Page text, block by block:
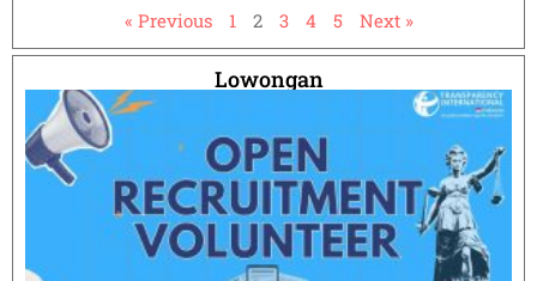
« Previous 1 2 3 4 5 Next »
Lowongan